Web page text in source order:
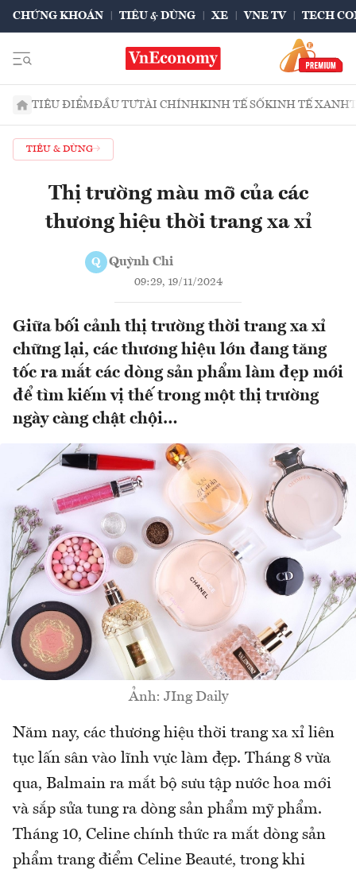
CHỨNG KHOÁN TIÊU & DÙNG XE VNE TV TECH
TIÊU ĐIỂMĐẦU TƯTÀI CHÍNHKINH TẾ SỐKINH TẾ XANH
TIÊU & DÙNG
Thị trường màu mỡ của các
thương hiệu thời trang xa xỉ
Q Quỳnh Chi
09:29, 19/11/2024
Giữa bối cảnh thị trường thời trang xa xỉ
chững lại, các thương hiệu lớn đang tăng
tốc ra mắt các dòng sản phẩm làm đẹp mới
để tìm kiếm vị thế trong một thị trường
ngày càng chật chội…
Ảnh: JIng Daily
Năm nay, các thương hiệu thời trang xa xỉ liên
tục lấn sân vào lĩnh vực làm đẹp. Tháng 8 vừa
qua, Balmain ra mắt bộ sưu tập nước hoa mới
và sắp sửa tung ra dòng sản phẩm mỹ phẩm.
Tháng 10, Celine chính thức ra mắt dòng sản
phẩm trang điểm Celine Beauté, trong khi